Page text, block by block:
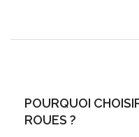
POURQUOI
ROUES ?